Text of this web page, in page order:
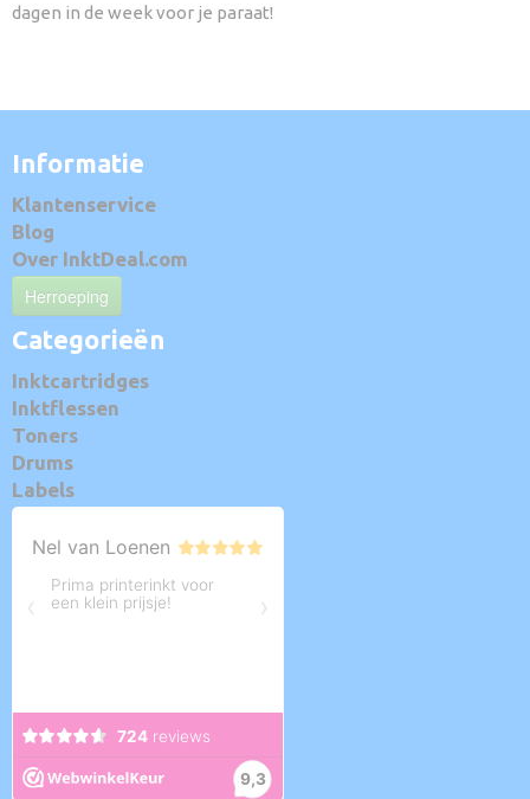
dagen in de week voor je paraat!
Informatie
Klantenservice
Blog
Over InktDeal.com
Herroeping
Categorieën
Inktcartridges
Inktflessen
Toners
Drums
Labels